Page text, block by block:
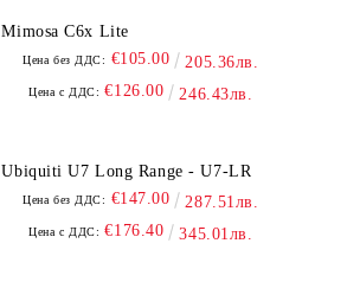
Mimosa C6x Lite
Цена без ДДС: €105.00 205.36лв.
Цена с ДДС: €126.00 246.43лв.
Ubiquiti U7 Long Range - U7-LR
Цена без ДДС: €147.00 287.51лв.
Цена с ДДС: €176.40 345.01лв.